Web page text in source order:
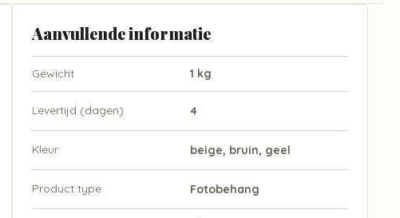
Aanvullende informatie
Gewicht 1 kg
Levertijd (dagen) 4
Kleur beige, bruin, geel
Product type Fotobehang